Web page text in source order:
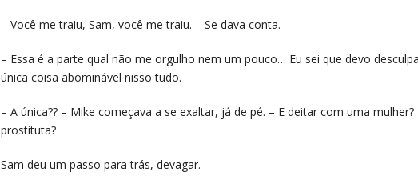
– Você me traiu, Sam, você me traiu. – Se dava conta.
– Essa é a parte qual não me orgulho nem um pouco… Eu sei que devo
única coisa abominável nisso tudo.
– A única?? – Mike começava a se exaltar, já de pé. – E deitar com uma
prostituta?
Sam deu um passo para trás, devagar.